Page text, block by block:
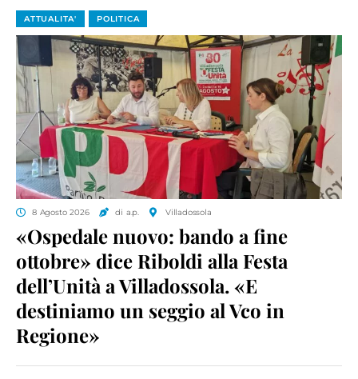
ATTUALITA' POLITICA
8 Agosto 2026 di a.p. Villadossola
«Ospedale nuovo: bando a fine
ottobre» dice Riboldi alla Festa
dell’Unità a Villadossola. «E
destiniamo un seggio al Vco in
Regione»